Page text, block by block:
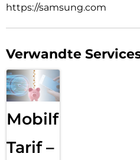
https://samsung.com
Verwandte
Mobilfunk
Tarif –